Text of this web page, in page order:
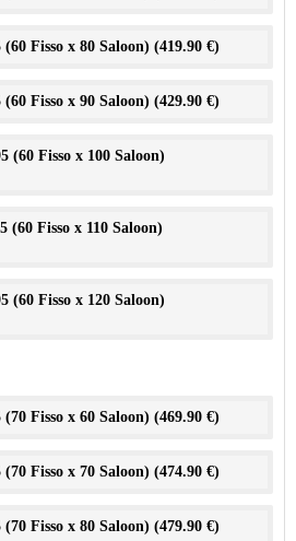
Fisso x 80 Saloon) (419.90 €)
Fisso x 90 Saloon) (429.90 €)
(60 Fisso x 100 Saloon)
(60 Fisso x 110 Saloon)
(60 Fisso x 120 Saloon)
Fisso x 60 Saloon) (469.90 €)
Fisso x 70 Saloon) (474.90 €)
Fisso x 80 Saloon) (479.90 €)